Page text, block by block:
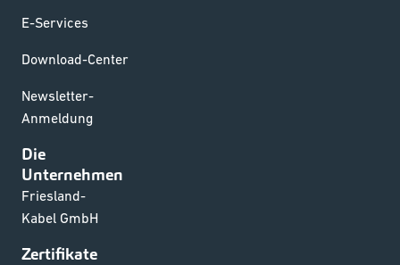
E-Services
Download-Center
Newsletter-
Anmeldung
Die
Unternehmen
Friesland-
Kabel GmbH
Zertifikate